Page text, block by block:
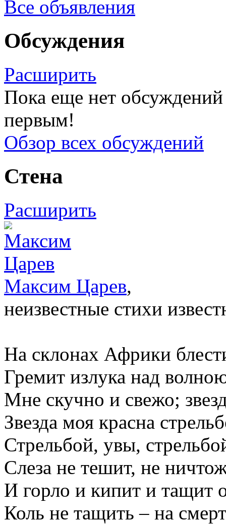
Все объявления
Обсуждения
Расширить
Пока еще нет
первым!
Обзор всех обсуждений
Стена
Расширить
Максим Царев,
неизвестные стихи
На склонах Африки
Гремит излука над
Мне скучно и свежо;
Звезда моя красна
Стрельбой, увы,
Слеза не тешит, не
И горло и кипит и тащит
Коль не тащить – на